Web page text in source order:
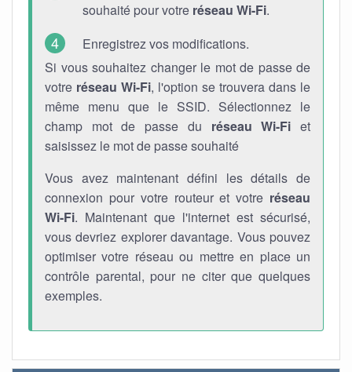
souhaité pour votre réseau Wi-Fi.
Enregistrez vos modifications.
Si vous souhaitez changer le mot de passe de
votre réseau Wi-Fi, l'option se trouvera dans le
même menu que le SSID. Sélectionnez le
champ mot de passe du réseau Wi-Fi et
saisissez le mot de passe souhaité
Vous avez maintenant défini les détails de
connexion pour votre routeur et votre réseau
Wi-Fi. Maintenant que l'internet est sécurisé,
vous devriez explorer davantage. Vous pouvez
optimiser votre réseau ou mettre en place un
contrôle parental, pour ne citer que quelques
exemples.